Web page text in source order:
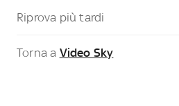
Riprova più tardi
Torna a Video Sky